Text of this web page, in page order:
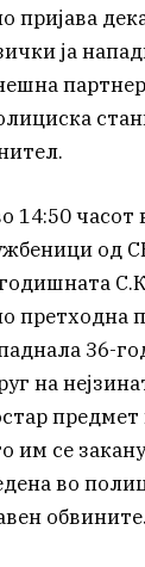
пријава
ја
14:50 часот
од
претходна
36-
на
им се
во